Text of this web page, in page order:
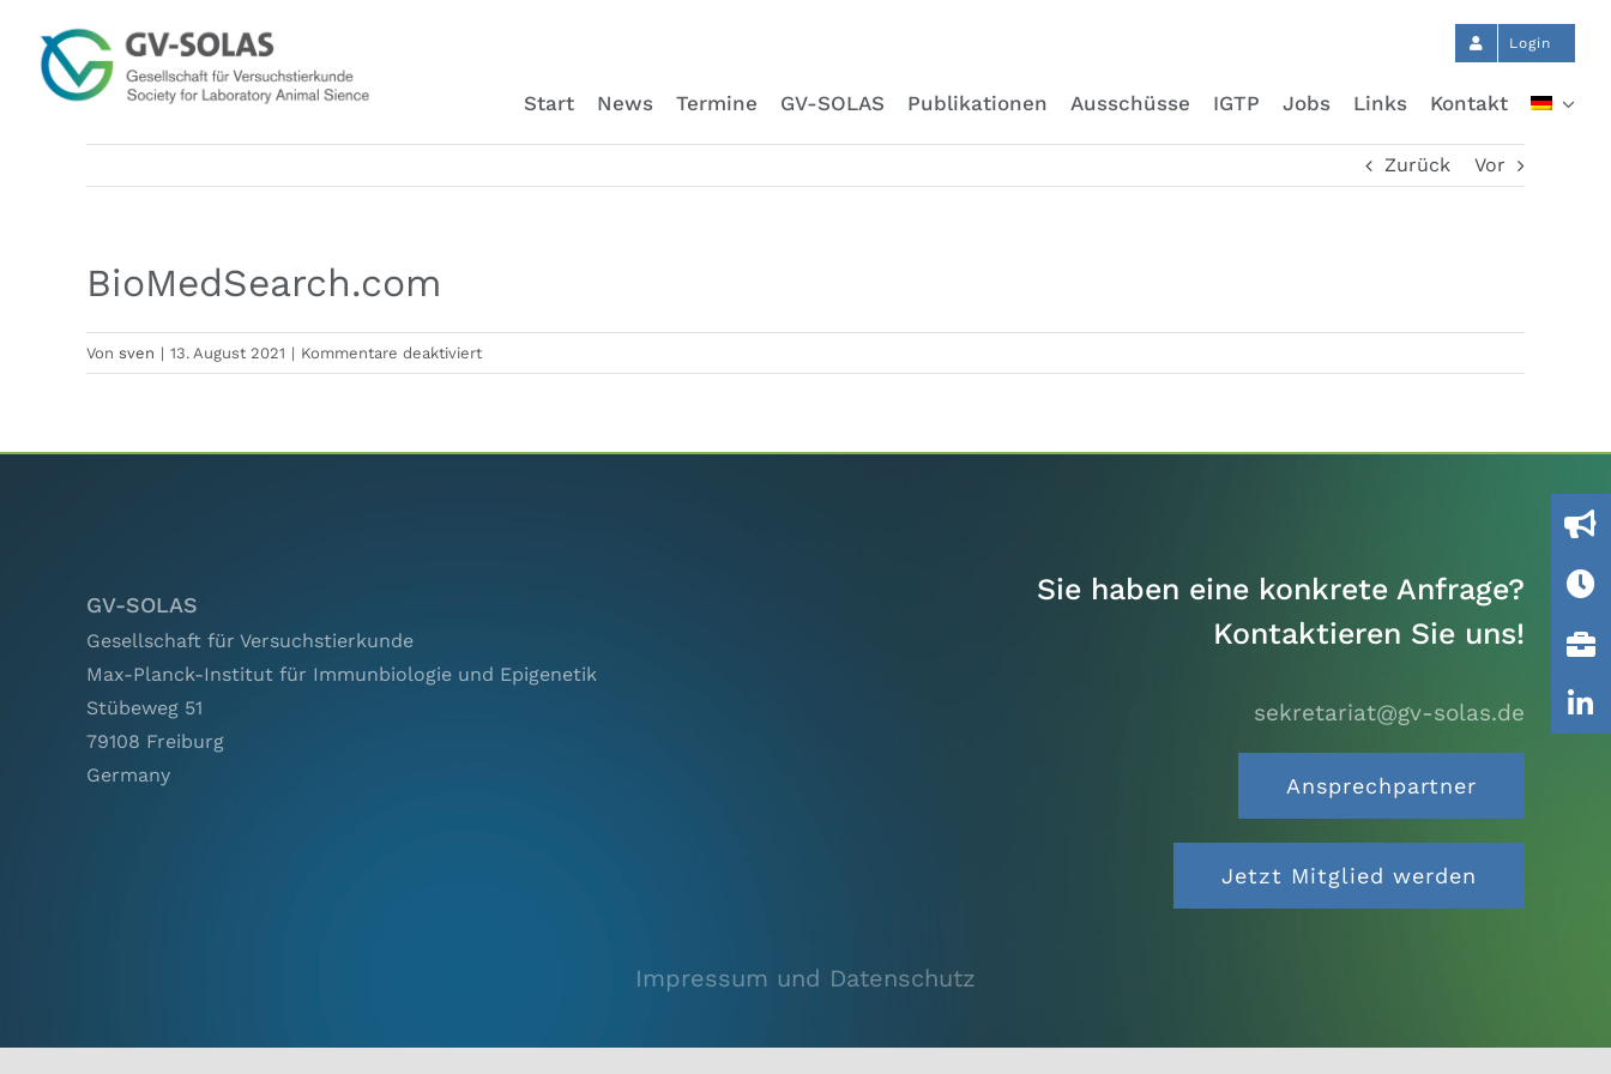
Inhalt
springen
Login
Start News Termine GV-SOLAS Publikationen Ausschüsse IGTP Jobs Links Kontakt
Zurück Vor
BioMedSearch.com
Von sven | 13. August 2021 | Kommentare deaktiviertfür
BioMedSearch.com
GV-SOLAS
Gesellschaft für Versuchstierkunde
Max-Planck-Institut für Immunbiologie und Epigenetik
Stübeweg 51
79108 Freiburg
Germany
Sie haben eine konkrete Anfrage?
Kontaktieren Sie uns!
sekretariat@gv-solas.de
Ansprechpartner
Jetzt Mitglied werden
Impressum und Datenschutz